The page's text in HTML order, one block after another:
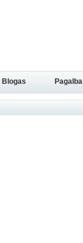
Blogas Pagalba